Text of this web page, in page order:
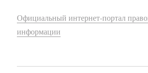
Официальный интернет-портал
информации